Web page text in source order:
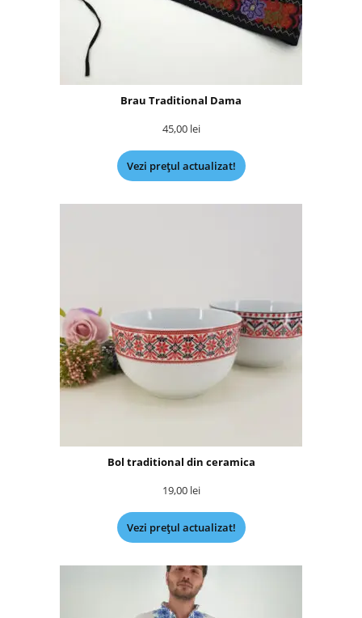
Brau Traditional Dama
45,00 lei
Vezi prețul actualizat!
Bol traditional din ceramica
19,00 lei
Vezi prețul actualizat!